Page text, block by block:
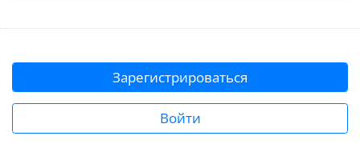
Зарегистрироваться
Войти